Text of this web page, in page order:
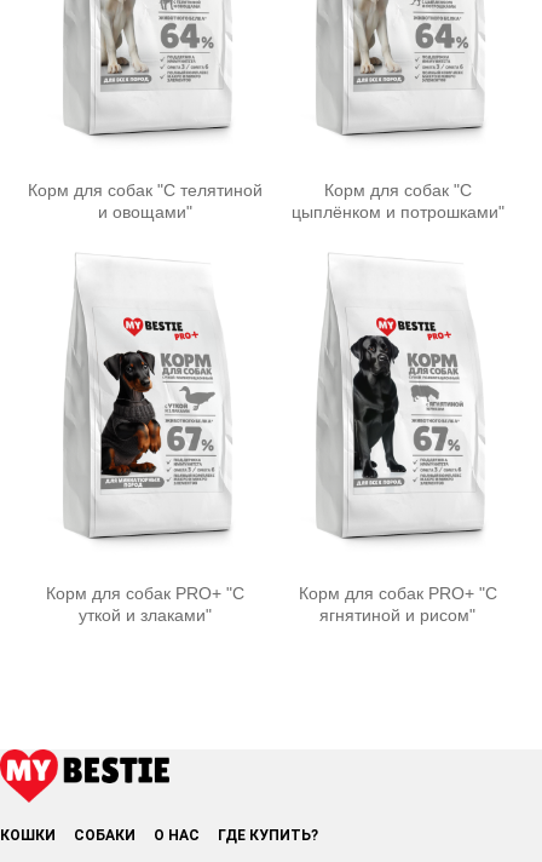
Корм для собак "С телятиной
и овощами"
Корм для собак "С
цыплёнком и потрошками"
Корм для собак PRO+ "С
уткой и злаками"
Корм для собак PRO+ "С
ягнятиной и рисом"
КОШКИ СОБАКИ О НАС ГДЕ КУПИТЬ?